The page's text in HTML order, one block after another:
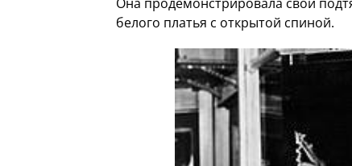
Она продемонстрировала свои
белого платья с открытой спиной.